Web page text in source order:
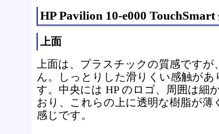
HP Pavilion 10-e000 TouchSmart
上面
上面は、プラスチックの質感です
ん。しっとりした滑りくい感触が
す。中央には HP のロゴ、周囲は細
おり、これらの上に透明な樹脂が
感じです。